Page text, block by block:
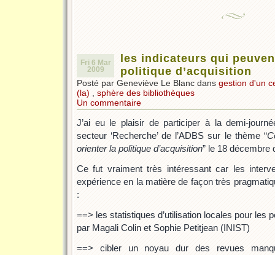
Fri 6 Mar
2009
les indicateurs qui
politique d’acquisition
Posté par Geneviève Le Blanc dans gestion d'un
(la) , sphère des bibliothèques
Un commentaire
J’ai eu le plaisir de participer à la demi-
secteur ‘Recherche’ de l’ADBS sur le thème “
orienter la politique d’acquisition” le 18 décembre
Ce fut vraiment très intéressant car les
expérience en la matière de façon très
:
==> les statistiques d’utilisation locales pour les
par Magali Colin et Sophie Petitjean (INIST)
==> cibler un noyau dur des revues